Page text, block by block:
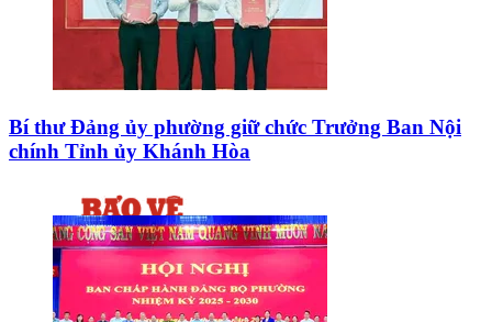
Bí thư Đảng ủy phường giữ chức Trưởng Ban Nội
chính Tỉnh ủy Khánh Hòa